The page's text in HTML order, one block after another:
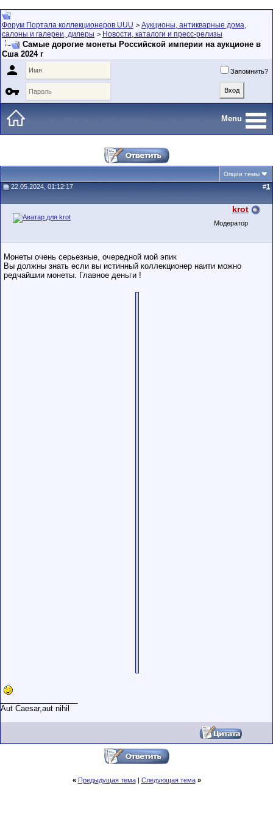
Форум Портала коллекционеров UUU > Аукционы, антикварные дома,
салоны и галереи, дилеры > Новости, каталоги и пресс-релизы
Самые дорогие монеты Российской империи на аукционе в
Сша 2024 г
 Запомнить?

Menu
Опции темы
22.05.2024, 01:12:17 #1
krot
Модератор
Монеты очень серьезные, очередной мой эпик
Вы должны знать если вы истинный коллекционер наити можно
редчайшии монеты. Главное деньги !
Aut Caesar,aut nihil
« Предыдущая тема| Следующая тема »